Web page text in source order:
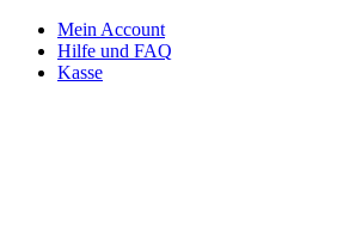
Zum
Inhalt
springen
Mein Account
Hilfe und FAQ
Kasse